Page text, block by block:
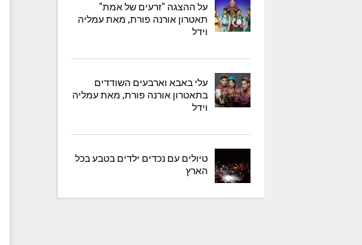
על ההצגה "זרעים של אמת"
תאטרון אורנה פורת, מאת עמליה
וידל
עלי באבא וארבעים השודדים
בתאטרון אורנה פורת, מאת עמליה
וידל
טיולים עם נכדים ילדים בטבע בכל
הארץ